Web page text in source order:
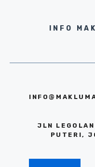
INFO
JLN
PUTERI,